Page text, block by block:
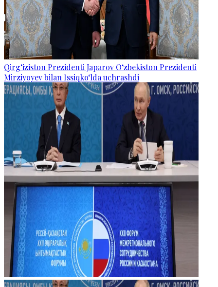
Qirg‘iziston Prezidenti Japarov O‘zbekiston Prezidenti
Mirziyoyev bilan Issiqko‘lda uchrashdi